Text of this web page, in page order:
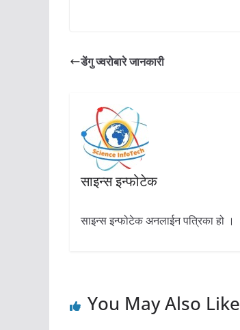
डेंगु ज्वरोबारे जानकारी
साइन्स इन्फोटेक
साइन्स इन्फोटेक अनलाईन पत्रिका हो ।
You May Also Like